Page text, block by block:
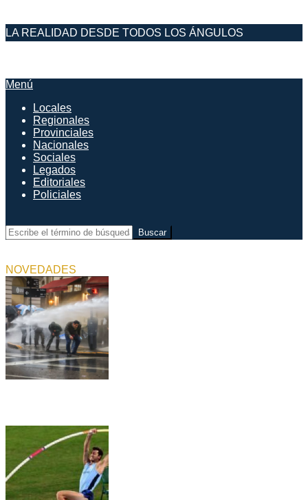
Saltar
al
LA REALIDAD DESDE TODOS LOS ÁNGULOS
Menú
navegación
principal
Menú
Locales
Regionales
Provinciales
Nacionales
Sociales
Legados
Editoriales
Policiales
Buscar
NOVEDADES